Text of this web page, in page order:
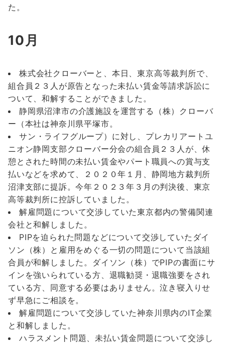
た。
10月
株式会社クローバーと、本日、東京高等裁判所で、
組合員２３人が原告となった未払い賃金等請求訴訟に
ついて、和解することができました。
静岡県沼津市の介護施設を運営する（株）クローバ
ー（本社は神奈川県平塚市。
サン・ライフグループ）に対し、プレカリアートユ
ニオン静岡支部クローバー分会の組合員２３人が、休
憩とされた時間の未払い賃金やパート職員への賞与支
払いなどを求めて、２０２０年１月、静岡地方裁判所
沼津支部に提訴。今年２０２３年３月の判決後、東京
高等裁判所に控訴していました。
解雇問題について交渉していた東京都内の警備関連
会社と和解しました。
PIPを迫られた問題などについて交渉していたダイ
ソン（株）と雇用をめぐる一切の問題について当該組
合員が和解しました。ダイソン（株）でPIPの書面にサ
インを強いられている方、退職勧奨・退職強要をされ
ている方、同意する必要はありません。泣き寝入りせ
ず早急にご相談を。
解雇問題について交渉していた神奈川県内のIT企業
と和解しました。
ハラスメント問題、未払い賃金問題について交渉し